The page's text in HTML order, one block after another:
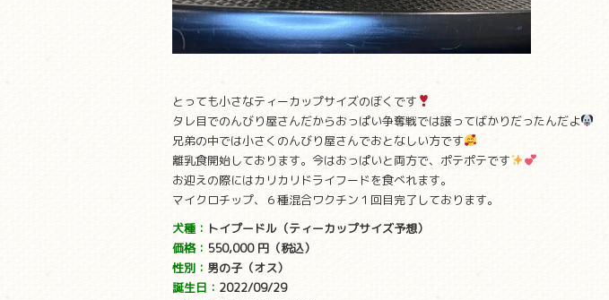
とっても小さなティーカップサイズのぼくです
タレ目でのんびり屋さんだからおっぱい争奪戦では譲ってばかりだったんだよ
兄弟の中では小さくのんびり屋さんでおとなしい方です
離乳食開始しております。今はおっぱいと両方で、ポテポテです
お迎えの際にはカリカリドライフードを食べれます。
マイクロチップ、６種混合ワクチン１回目完了しております。
犬種： トイプードル（ティーカップサイズ予想）
価格： 550,000 円 （税込）
性別： 男の子（オス）
誕生日： 2022/09/29